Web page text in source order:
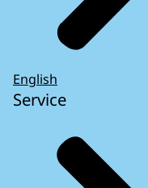
English
Service